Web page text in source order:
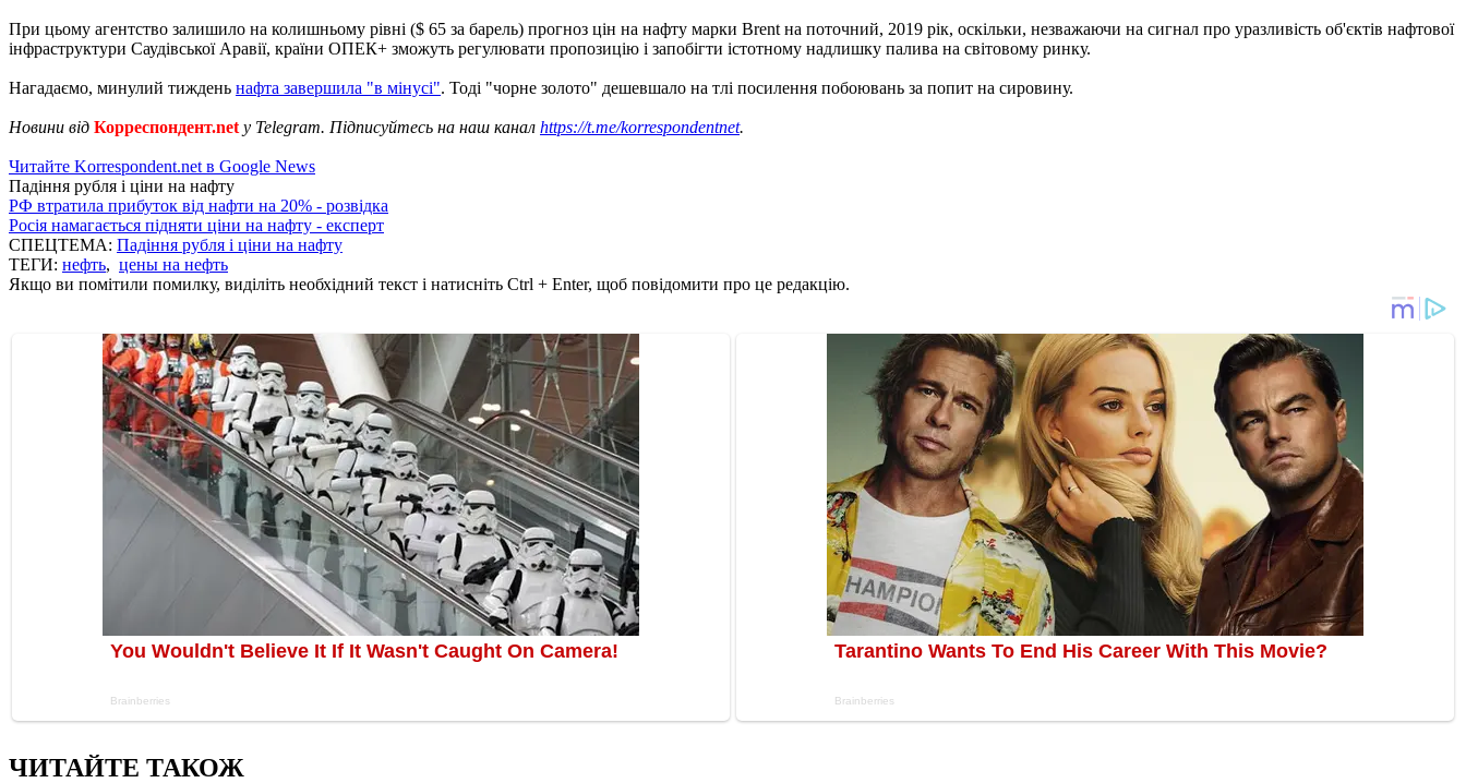
При цьому агентство залишило на колишньому рівні ($ 65 за барель) прогноз цін на нафту марки Brent на поточний, 2019 рік, оскільки, незважаючи на сигнал про уразливість об'єктів нафтової
інфраструктури Саудівської Аравії, країни ОПЕК+ зможуть регулювати пропозицію і запобігти істотному надлишку палива на світовому ринку.
Нагадаємо, минулий тиждень нафта завершила "в мінусі". Тоді "чорне золото" дешевшало на тлі посилення побоювань за попит на сировину.
Новини від Корреспондент.net у Telegram. Підписуйтесь на наш канал https://t.me/korrespondentnet.
Читайте Korrespondent.net в Google News
Падіння рубля і ціни на нафту
РФ втратила прибуток від нафти на 20% - розвідка
Росія намагається підняти ціни на нафту - експерт
СПЕЦТЕМА: Падіння рубля і ціни на нафту
ТЕГИ: нефть, цены на нефть
Якщо ви помітили помилку, виділіть необхідний текст і натисніть Ctrl + Enter, щоб повідомити про це редакцію.
ЧИТАЙТЕ ТАКОЖ